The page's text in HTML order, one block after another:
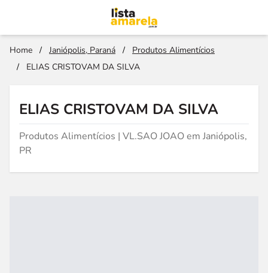
Home / Janiópolis, Paraná /
Produtos Alimentícios
/
ELIAS CRISTOVAM DA SILVA
ELIAS CRISTOVAM DA SILVA
Produtos Alimentícios | VL.SAO JOAO em Janiópolis,
PR